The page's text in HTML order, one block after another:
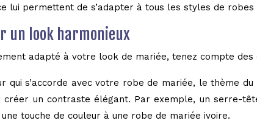
lui permettent de s’adapter à tous les styles de robes
un look harmonieux
adapté à votre look de mariée, tenez compte des
qui s’accorde avec votre robe de mariée, le thème
créer un contraste élégant. Par exemple, un serre-
touche de couleur à une robe de mariée ivoire.